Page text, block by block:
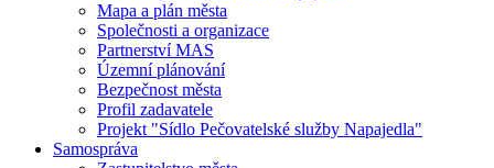
Mapa a plán města
Společnosti a organizace
Partnerství MAS
Územní plánování
Bezpečnost města
Profil zadavatele
Projekt "Sídlo Pečovatelské služby Napajedla"
Samospráva